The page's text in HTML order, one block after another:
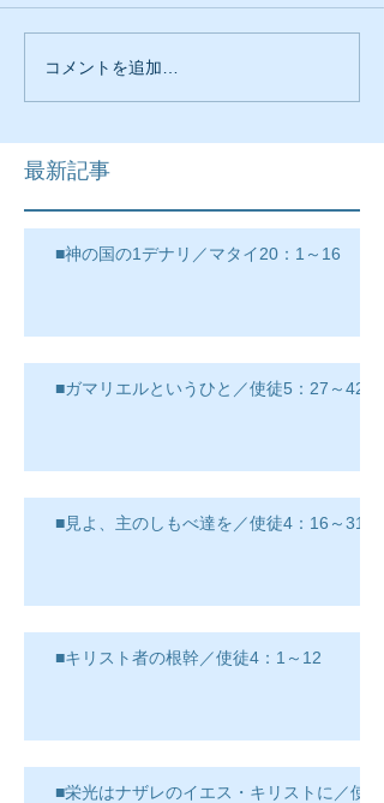
コメントを追加…
最新記事
■神の国の1デナリ／マタイ20：1～16
■ガマリエルというひと／使徒5：27～42
■見よ、主のしもべ達を／使徒4：16～31
■キリスト者の根幹／使徒4：1～12
■栄光はナザレのイエス・キリストに／使